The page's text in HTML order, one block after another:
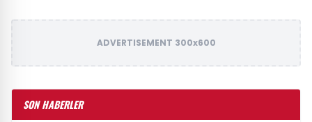
ADVERTISEMENT 300x600
SON HABERLER